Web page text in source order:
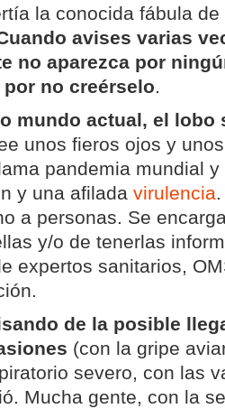
la conocida fábula de
avises varias
no aparezca por
no creérselo.
mundo actual, el lobo
unos fieros ojos y
pandemia mundial
y una afilada virulencia
a personas. Se
y/o de tenerlas
expertos sanitarios,
de la posible
(con la gripe
severo, con las
Mucha gente, con la